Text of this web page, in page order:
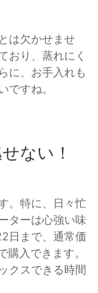
は欠かせませ
おり、蒸れにく
に、お手入れも
ですね。
ない！
。特に、日々忙
ターは心強い味
日まで、通常価
入できます。
クスできる時間